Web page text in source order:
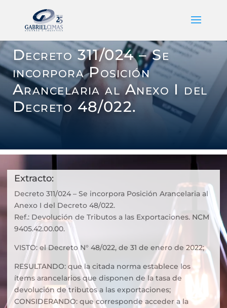
Decreto 311/024 – Se
incorpora Posición
Arancelaria al Anexo I del
Decreto 48/022.
Extracto:
Decreto 311/024 – Se incorpora Posición Arancelaria al
Anexo I del Decreto 48/022.
Ref.: Devolución de Tributos a las Exportaciones. NCM
9405.42.00.00.
VISTO: el Decreto N° 48/022, de 31 de enero de 2022;
RESULTANDO: que la citada norma establece los
ítems arancelarios que disponen de la tasa de
devolución de tributos a las exportaciones;
CONSIDERANDO: que corresponde acceder a la